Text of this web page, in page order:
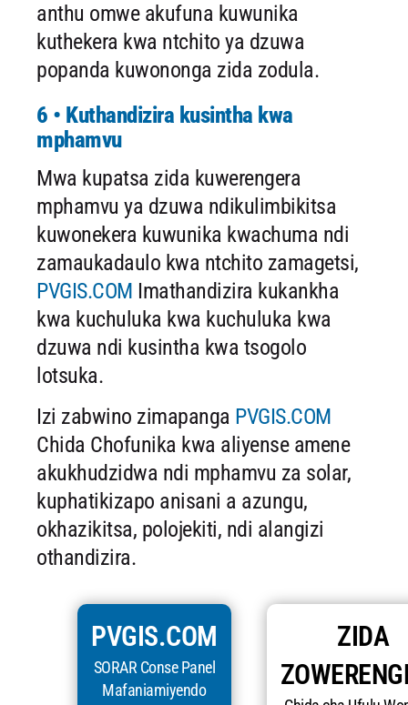
anthu omwe akufuna kuwunika
kuthekera kwa ntchito ya dzuwa
popanda kuwononga zida zodula.
6 • Kuthandizira kusintha kwa
mphamvu
Mwa kupatsa zida kuwerengera
mphamvu ya dzuwa ndikulimbikitsa
kuwonekera kuwunika kwachuma ndi
zamaukadaulo kwa ntchito zamagetsi,
PVGIS.COM Imathandizira kukankha
kwa kuchuluka kwa kuchuluka kwa
dzuwa ndi kusintha kwa tsogolo
lotsuka.
Izi zabwino zimapanga PVGIS.COM
Chida Chofunika kwa aliyense amene
akukhudzidwa ndi mphamvu za solar,
kuphatikizapo anisani a azungu,
okhazikitsa, polojekiti, ndi alangizi
othandizira.
PVGIS.COM
SORAR Conse Panel
Mafaniamiyendo
ZIDA